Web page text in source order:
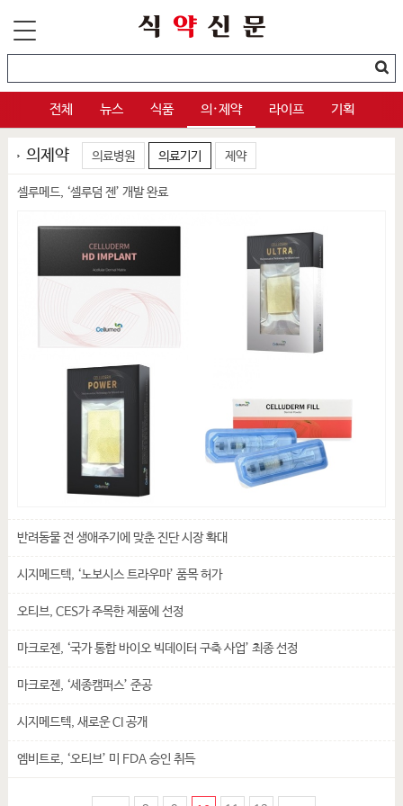
전체 뉴스 식품 의·제약 라이프 기획
의제약 의료병원 의료기기 제약
셀루메드, ‘셀루덤 젠’ 개발 완료
반려동물 전 생애주기에 맞춘 진단 시장 확대
시지메드텍, ‘노보시스 트라우마’ 품목 허가
오티브, CES가 주목한 제품에 선정
마크로젠, ‘국가 통합 바이오 빅데이터 구축 사업’ 최종 선정
마크로젠, ‘세종캠퍼스’ 준공
시지메드텍, 새로운 CI 공개
엠비트로, ‘오티브’ 미 FDA 승인 취득